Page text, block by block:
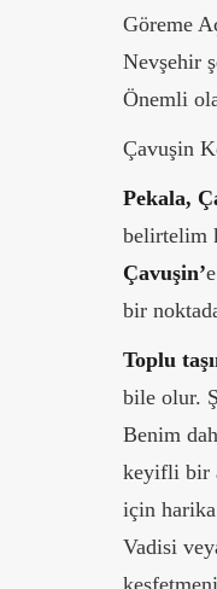
Göreme
Nevşehir
Önemli
Çavuşin
Pekala,
belirtelim
Çavuşin’
bir
Toplu
bile olur.
Benim
keyifli bir
için
Vadisi